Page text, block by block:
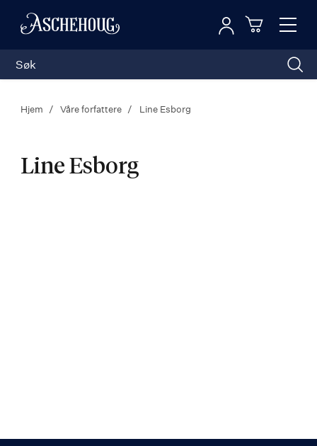
Toggle
Logg inn
Hjem Våre forfattere Line Esborg
Line Esborg